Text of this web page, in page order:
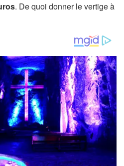
. De quoi donner le vertige à